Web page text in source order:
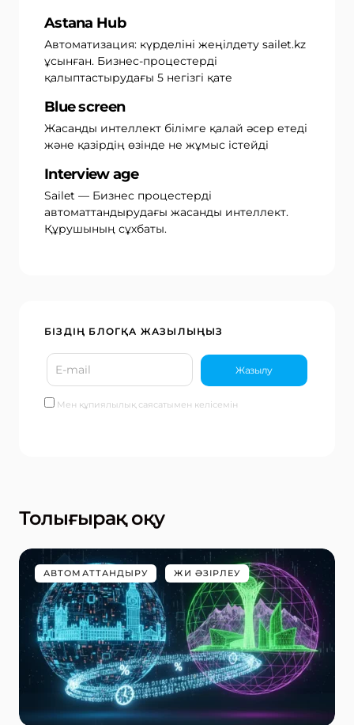
Astana Hub
Автоматизация: күрделіні жеңілдету sailet.kz
ұсынған. Бизнес-процестерді
қалыптастырудағы 5 негізгі қате
Blue screen
Жасанды интеллект білімге қалай әсер етеді
және қазірдің өзінде не жұмыс істейді
Interview age
Sailet — Бизнес процестерді
автоматтандырудағы жасанды интеллект.
Құрушының сұхбаты.
БІЗДІҢ БЛОГҚА ЖАЗЫЛЫҢЫЗ
Мен құпиялылық саясатымен келісемін
Толығырақ оқу
АВТОМАТТАНДЫРУ ЖИ ӘЗІРЛЕУ